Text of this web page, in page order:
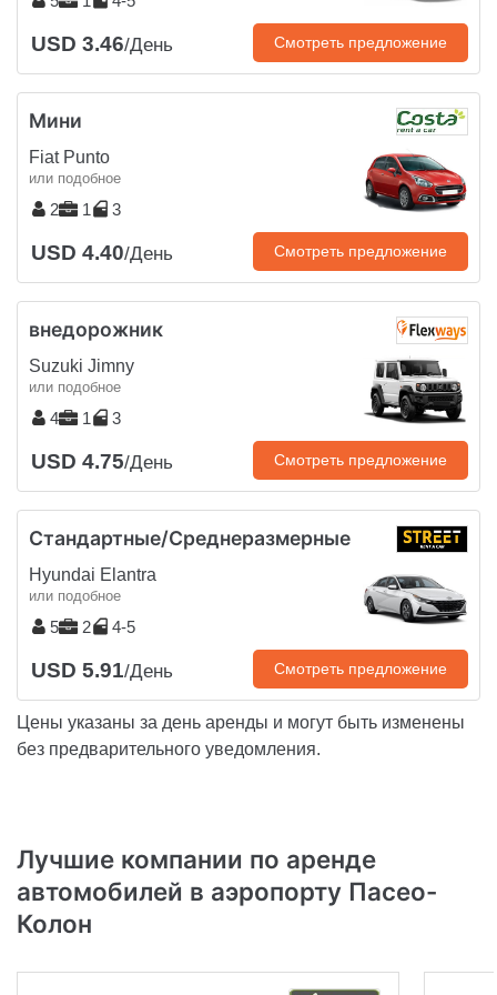
USD 3.46/День Смотреть предложение
Мини
Fiat Punto
или подобное
2 1 3
USD 4.40/День Смотреть предложение
внедорожник
Suzuki Jimny
или подобное
4 1 3
USD 4.75/День Смотреть предложение
Стандартные/Среднеразмерные
Hyundai Elantra
или подобное
5 2 4-5
USD 5.91/День Смотреть предложение
Цены указаны за день аренды и могут быть изменены
без предварительного уведомления.
Лучшие компании по аренде
автомобилей в аэропорту Пасео-
Колон